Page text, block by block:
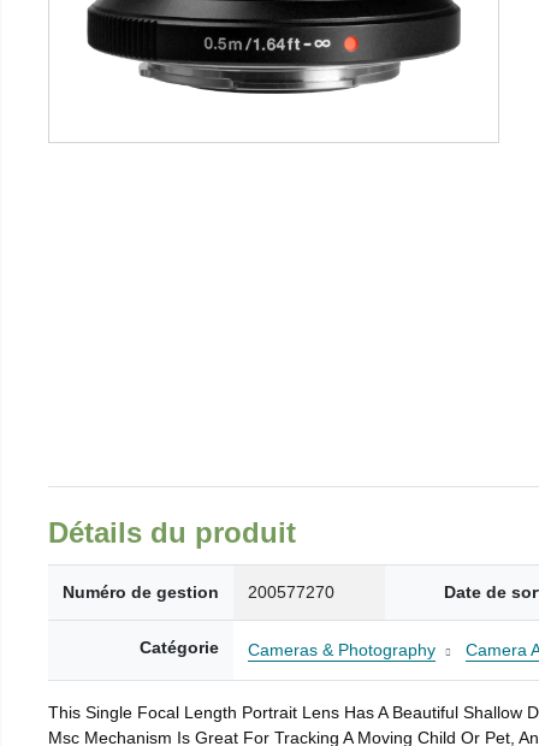
Détails du produit
Numéro de gestion 200577270 Date de
Catégorie Cameras & Photography Camera
This Single Focal Length Portrait Lens Has A Beautiful
Msc Mechanism Is Great For Tracking A Moving Child Or Pet,